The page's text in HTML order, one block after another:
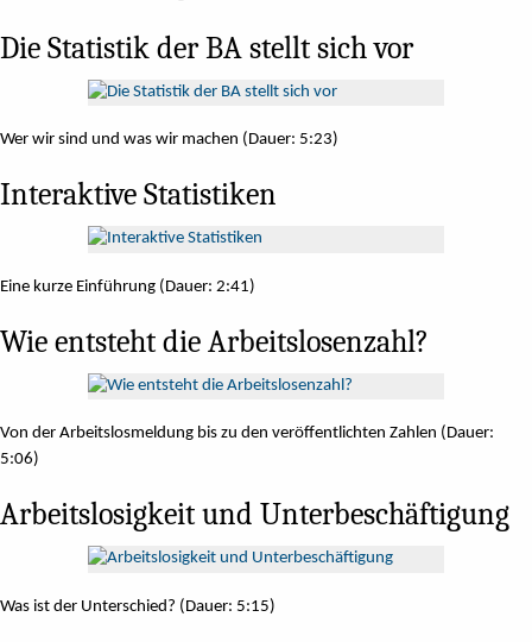
Die Statistik der BA stellt sich vor
Wer wir sind und was wir machen (Dauer: 5:23)
Interaktive Statistiken
Eine kurze Einführung (Dauer: 2:41)
Wie entsteht die Arbeitslosenzahl?
Von der Arbeitslosmeldung bis zu den veröffentlichten Zahlen (Dauer:
5:06)
Arbeitslosigkeit und Unterbeschäftigung
Was ist der Unterschied? (Dauer: 5:15)